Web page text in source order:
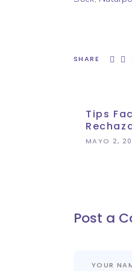
SHARE
Tips
MAYO 2,
Post a